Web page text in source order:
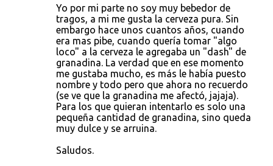
Yo por mi parte no soy muy bebedor de
tragos, a mi me gusta la cerveza pura. Sin
embargo hace unos cuantos años, cuando
era mas pibe, cuando quería tomar "algo
loco" a la cerveza le agregaba un "dash" de
granadina. La verdad que en ese momento
me gustaba mucho, es más le había puesto
nombre y todo pero que ahora no recuerdo
(se ve que la granadina me afectó, jajaja).
Para los que quieran intentarlo es solo una
pequeña cantidad de granadina, sino queda
muy dulce y se arruina.
Saludos.